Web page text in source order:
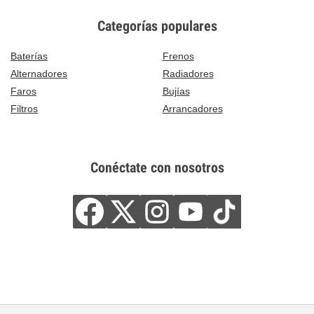
Categorías populares
Baterías
Frenos
Alternadores
Radiadores
Faros
Bujías
Filtros
Arrancadores
Conéctate con nosotros